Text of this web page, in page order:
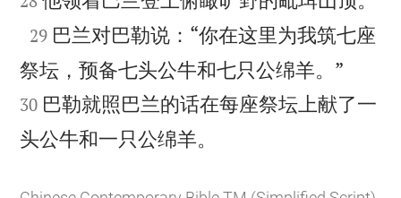

29 巴兰对巴勒说：“你在这里为我筑七座
祭坛，预备七头公牛和七只公绵羊。”
30 巴勒就照巴兰的话在每座祭坛上献了一
头公牛和一只公绵羊。